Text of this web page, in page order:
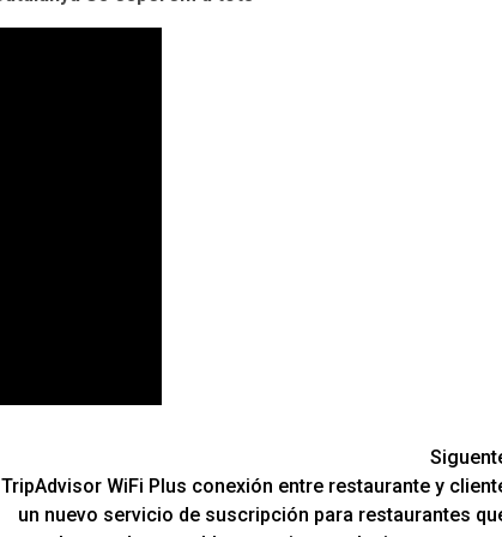
TripAdvisor WiFi Plus conexión entre restaurante y
un nuevo servicio de suscripción para restaurantes